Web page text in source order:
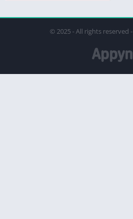
© 2025 - All rights reserved -